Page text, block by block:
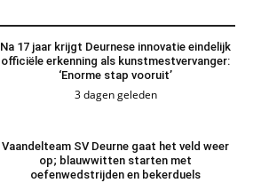
Na 17 jaar krijgt Deurnese innovatie eindelijk
officiële erkenning als kunstmestvervanger:
‘Enorme stap vooruit’
3 dagen geleden
Vaandelteam SV Deurne gaat het veld weer
op; blauwwitten starten met
oefenwedstrijden en bekerduels